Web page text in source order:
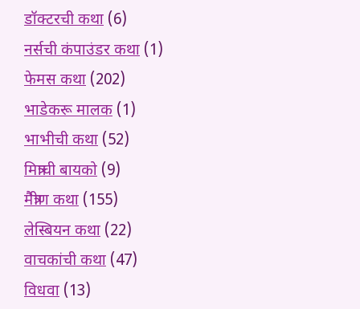
डॉक्टरची कथा (6)
नर्सची कंपाउंडर कथा (1)
फेमस कथा (202)
भाडेकरू मालक (1)
भाभीची कथा (52)
मित्राची बायको (9)
मैत्रीण कथा (155)
लेस्बियन कथा (22)
वाचकांची कथा (47)
विधवा (13)